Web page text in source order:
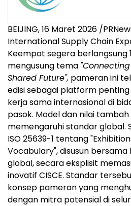
BEIJING, 16 Maret 2026 /
International Supply Chain
Keempat segera berlangsung
mengusung tema
Shared Future", pameran ini
edisi sebagai platform
kerja sama internasional di
pasok. Model dan nilai tambah
memengaruhi standar global.
ISO 25639-1 tentang
Vocabulary", disusun bersama
global, secara eksplisit
inovatif CISCE. Standar
konsep pameran yang
dengan mitra potensial di